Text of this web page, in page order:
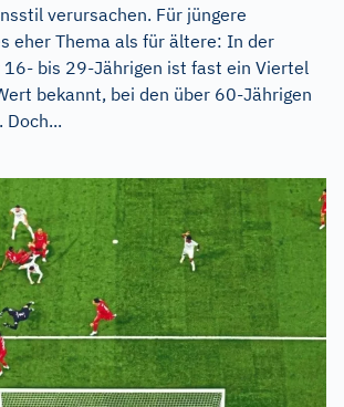
verursachen. Für jüngere
eher Thema als für ältere: In der
bis 29-Jährigen ist fast ein Viertel
bekannt, bei den über 60-Jährigen
Doch...